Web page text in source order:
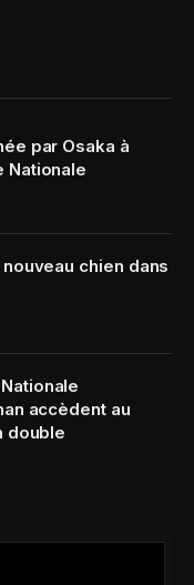
par Osaka à
Nationale
chien dans
accèdent au
double